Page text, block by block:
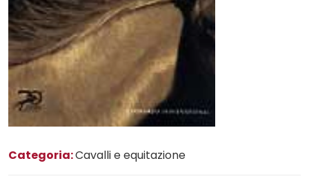
Categoria:Cavalli e equitazione